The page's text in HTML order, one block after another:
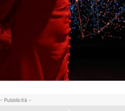
- Pubblicità -